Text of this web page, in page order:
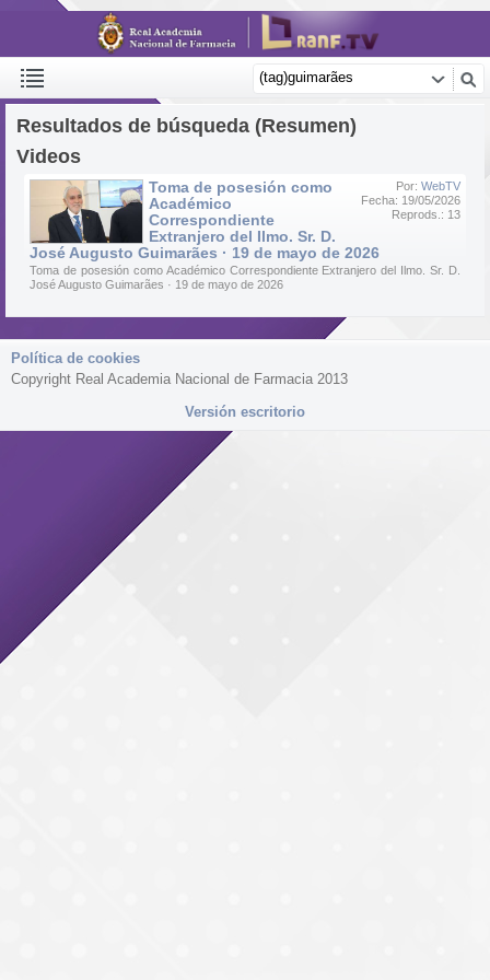
Resultados de búsqueda (Resumen)
Videos
Por: WebTV
Fecha: 19/05/2026
Reprods.: 13
Toma de posesión como
Académico
Correspondiente
Extranjero del Ilmo. Sr. D.
José Augusto Guimarães · 19 de mayo de 2026
Toma de posesión como Académico Correspondiente Extranjero del Ilmo. Sr. D.
José Augusto Guimarães · 19 de mayo de 2026
Política de cookies
Copyright Real Academia Nacional de Farmacia 2013
Versión escritorio